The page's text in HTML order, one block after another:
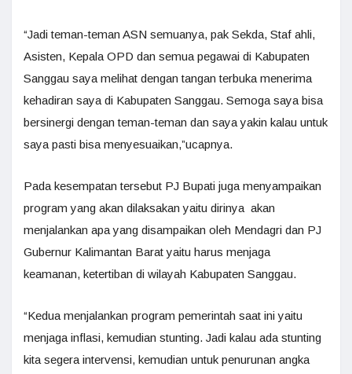
“Jadi teman-teman ASN semuanya, pak Sekda, Staf ahli,
Asisten, Kepala OPD dan semua pegawai di Kabupaten
Sanggau saya melihat dengan tangan terbuka menerima
kehadiran saya di Kabupaten Sanggau. Semoga saya bisa
bersinergi dengan teman-teman dan saya yakin kalau untuk
saya pasti bisa menyesuaikan,”ucapnya.
Pada kesempatan tersebut PJ Bupati juga menyampaikan
program yang akan dilaksakan yaitu dirinya akan
menjalankan apa yang disampaikan oleh Mendagri dan PJ
Gubernur Kalimantan Barat yaitu harus menjaga
keamanan, ketertiban di wilayah Kabupaten Sanggau.
“Kedua menjalankan program pemerintah saat ini yaitu
menjaga inflasi, kemudian stunting. Jadi kalau ada stunting
kita segera intervensi, kemudian untuk penurunan angka